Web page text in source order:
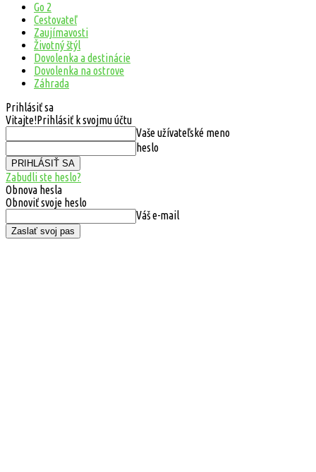
Go 2
Cestovateľ
Zaujímavosti
Životný štýl
Dovolenka a destinácie
Dovolenka na ostrove
Záhrada
Prihlásiť sa
Vitajte!Prihlásiť k svojmu účtu
Vaše užívateľské meno
heslo
Zabudli ste heslo?
Obnova hesla
Obnoviť svoje heslo
Váš e-mail